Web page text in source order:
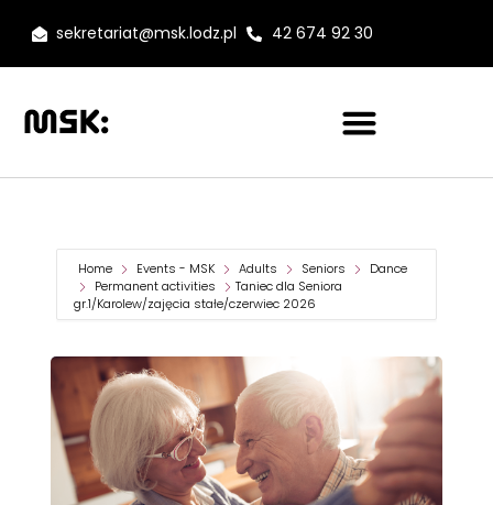
sekretariat@msk.lodz.pl 42 674 92 30
Home Events - MSK Adults Seniors
Dance
Permanent activities
Taniec dla Seniora
gr.1/Karolew/zajęcia stałe/czerwiec 2026